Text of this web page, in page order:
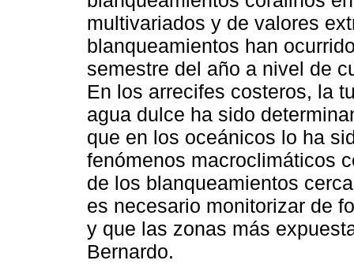
multivariados y de valores
blanqueamientos han
semestre del año a nivel de
En los arrecifes costeros, la
agua dulce ha sido
que en los oceánicos lo ha
fenómenos macroclimáticos
de los blanqueamientos
es necesario monitorizar de
y que las zonas más
Bernardo.